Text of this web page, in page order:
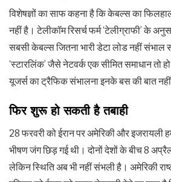
विशेषज्ञों का साफ कहना है कि केबल्स का
नहीं है। टेलीकॉम रिसर्च फर्म ‘टेलीग्राफी’ के
सबसी केबल्स जितना भारी डेटा लोड नहीं
‘स्टारलिंक’ जैसे नेटवर्क एक सीमित समाधान तो
यूजर्स का ट्रैफिक संभालना इनके बस की बात
फिर शुरू हो सकती है तबाही
28 फरवरी को ईरान पर अमेरिकी और इजरायली
भीषण जंग छिड़ गई थी। दोनों देशों के बीच 8
लेकिन स्थिति अब भी नहीं संभली है। अमेरिकी